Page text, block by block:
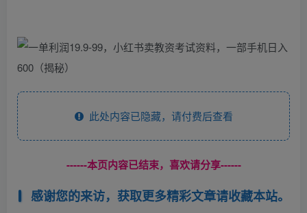
此处内容已隐藏，请付费后查看
------本页内容已结束，喜欢请分享------
感谢您的来访，获取更多精彩文章请收藏本站。